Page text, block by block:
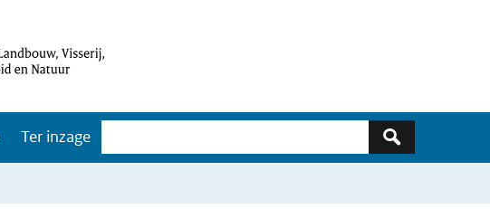
Ter inzage
Zoeken